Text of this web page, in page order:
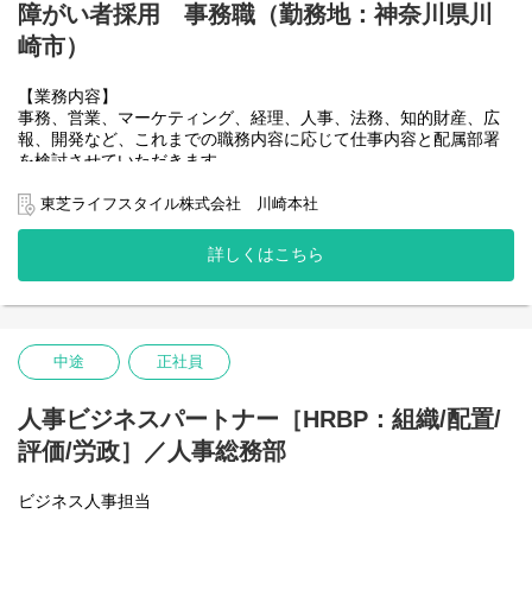
【募集背景】
契約法務（契約審査）の体制強化
障がい者採用 事務職（勤務地：神奈川県川
崎市）
【業務内容】
事務、営業、マーケティング、経理、人事、法務、知的財産、広
報、開発など、これまでの職務内容に応じて仕事内容と配属部署
を検討させていただきます。
東芝ライフスタイル株式会社 川崎本社
詳しくはこちら
中途 正社員
人事ビジネスパートナー［HRBP：組織/配置/
評価/労政］／人事総務部
ビジネス人事担当